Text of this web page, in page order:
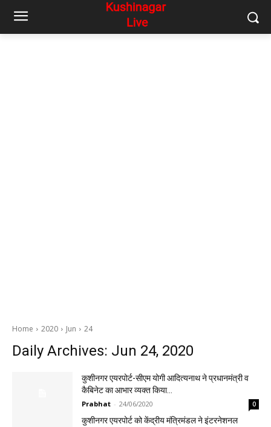
Home 2020 Jun 24
Daily Archives: Jun 24, 2020
कुशीनगर एयरपोर्ट-सीएम योगी आदित्यनाथ ने प्रधानमंत्री व
कैबिनेट का आभार व्यक्त किया…
Prabhat - 24/06/2020 0
कुशीनगर एयरपोर्ट को केंद्रीय मंत्रिमंडल ने इंटरनेशनल